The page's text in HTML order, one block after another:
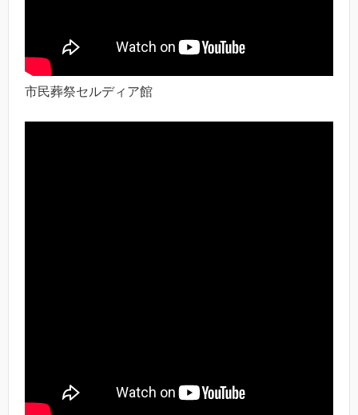
市民葬祭セルディア館